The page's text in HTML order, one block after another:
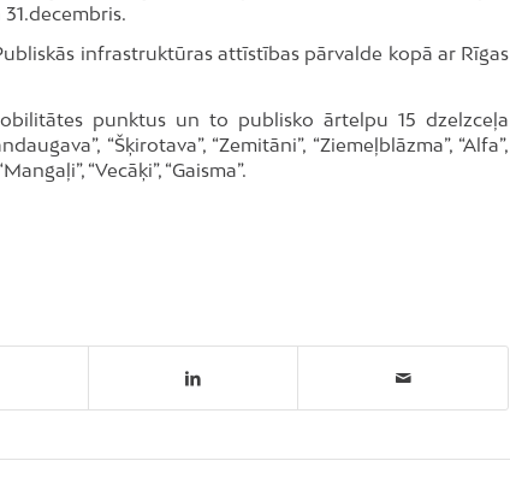
infrastruktūras attīstības pārvalde kopā ar Rīgas
punktus un to publisko ārtelpu 15 dzelzceļa
“Šķirotava”, “Zemitāni”, “Ziemeļblāzma”, “Alfa”,
“Vecāķi”, “Gaisma”.